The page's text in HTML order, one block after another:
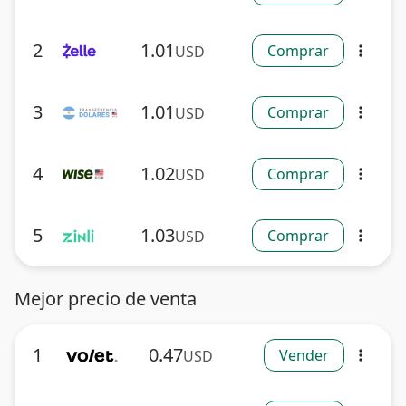
2 1.01 USD Comprar more_vert
3 1.01 USD Comprar more_vert
4 1.02USD Comprar more_vert
5 1.03USD Comprar more_vert
Mejor precio de venta
1 0.47USD Vender more_vert